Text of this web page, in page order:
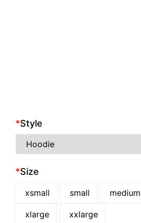
*Style
*Size
xsmall small medium
xlarge xxlarge